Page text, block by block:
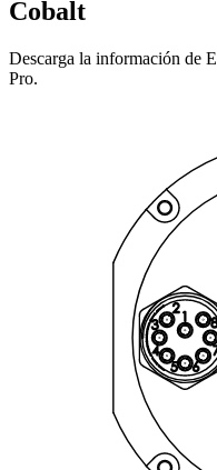
Cobalt
Descarga la información de
Pro.